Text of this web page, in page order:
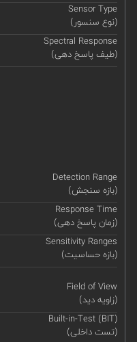
Sensor Type
(نوع سنسور)
Spectral Response
(طیف پاسخ دهی)
Detection Range
(بازه سنجش)
Response Time
(زمان پاسخ دهی)
Sensitivity Ranges
(بازه حساسیت)
Field of View
(زاویه دید)
Built-in-Test (BIT)
(تست داخلی)